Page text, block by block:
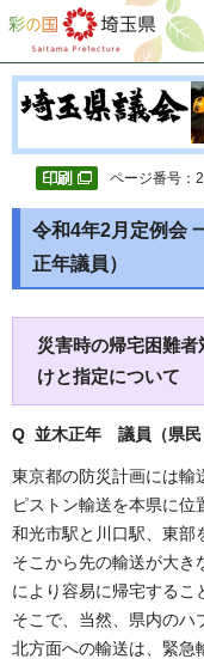
彩の国 埼玉県
ページ番号：
令和4年2月定例会
正年議員）
災害時の帰宅困難
けと指定について
Q 並木正年 議員（県民
東京都の防災計画には輸
ピストン輸送を本県に位
和光市駅と川口駅、東部
そこから先の輸送が大き
により容易に帰宅するこ
そこで、当然、県内のハ
北方面への輸送は、緊急